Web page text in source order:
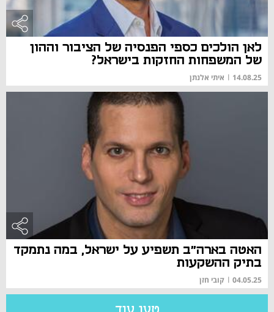
לאן הולכים כספי הפנסיה של הציבור וההון
של המשפחות החזקות בישראל?
14.08.25
| איתי אלנתן
האטה בארה"ב תשפיע על ישראל, במה נתמקד
בתיק ההשקעות
04.05.25
| קובי חזן